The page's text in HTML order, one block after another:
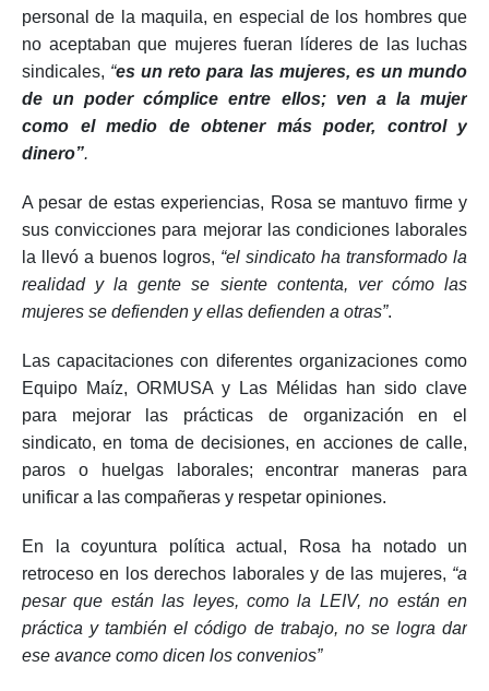
personal de la maquila, en especial de los hombres que
no aceptaban que mujeres fueran líderes de las luchas
sindicales, “es un reto para las mujeres, es un mundo
de un poder cómplice entre ellos; ven a la mujer
como el medio de obtener más poder, control y
dinero”.
A pesar de estas experiencias, Rosa se mantuvo firme y
sus convicciones para mejorar las condiciones laborales
la llevó a buenos logros, “el sindicato ha transformado la
realidad y la gente se siente contenta, ver cómo las
mujeres se defienden y ellas defienden a otras”.
Las capacitaciones con diferentes organizaciones como
Equipo Maíz, ORMUSA y Las Mélidas han sido clave
para mejorar las prácticas de organización en el
sindicato, en toma de decisiones, en acciones de calle,
paros o huelgas laborales; encontrar maneras para
unificar a las compañeras y respetar opiniones.
En la coyuntura política actual, Rosa ha notado un
retroceso en los derechos laborales y de las mujeres, “a
pesar que están las leyes, como la LEIV, no están en
práctica y también el código de trabajo, no se logra dar
ese avance como dicen los convenios”